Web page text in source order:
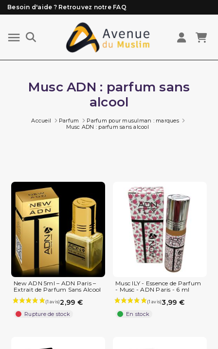
Besoin d'aide ? Retrouvez notre FAQ
Livraison offerte à partir de 89€ d'achat*
Les Commandes passées avant 15h (lun au Vend)
sont préparées et expédiées le jour même
Musc ADN : parfum sans
alcool
Accueil Parfum
Parfum pour musulman : marques
Musc ADN : parfum sans alcool
New ADN 5ml – ADN Paris –
Extrait de Parfum Sans Alcool
2,99 €
Rupture de stock
Musc ILY - Essence de Parfum
- Musc - ADN Paris - 6 ml
3,99 €
En stock